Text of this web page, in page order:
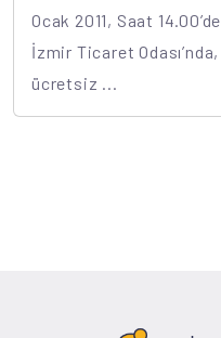
Ocak 2011, Saat 14.00’de
İzmir Ticaret Odası’nda,
ücretsiz ...